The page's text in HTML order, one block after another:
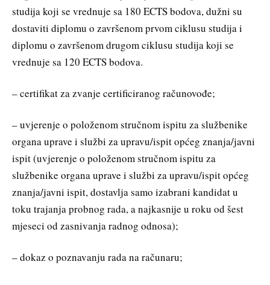
studija koji se vrednuje sa 180 ECTS bodova, dužni su
dostaviti diplomu o završenom prvom ciklusu studija i
diplomu o završenom drugom ciklusu studija koji se
vrednuje sa 120 ECTS bodova.
– certifikat za zvanje certificiranog računovođe;
– uvjerenje o položenom stručnom ispitu za službenike
organa uprave i službi za upravu/ispit općeg znanja/javni
ispit (uvjerenje o položenom stručnom ispitu za
službenike organa uprave i službi za upravu/ispit općeg
znanja/javni ispit, dostavlja samo izabrani kandidat u
toku trajanja probnog rada, a najkasnije u roku od šest
mjeseci od zasnivanja radnog odnosa);
– dokaz o poznavanju rada na računaru;